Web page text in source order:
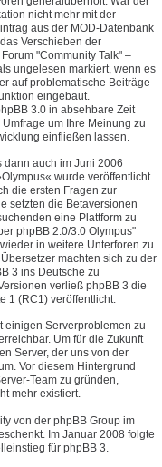
nicht mehr mit der
aus der MOD-Datenbank
Verschieben der
"Community Talk" –
ungelesen markiert, wenn es
auf problematische Beiträge
eingebaut.
3.0 in absehbare Zeit
um Ihre Meinung zu
einfließen lassen.
dann auch im Juni 2006
wurde veröffentlicht.
die ersten Fragen zur
setzten die Betaversionen
eine Plattform zu
phpBB 2.0/3.0 Olympus"
in weitere Unterforen zu
machten sich zu der
3 ins Deutsche zu
verließ phpBB 3 die
1 (RC1) veröffentlicht.
einigen Serverproblemen zu
Um für die Zukunft
Server, der uns von der
Vor diesem Hintergrund
Team zu gründen,
mehr existiert.
von der phpBB Group im
Im Januar 2008 folgte
für phpBB 3.